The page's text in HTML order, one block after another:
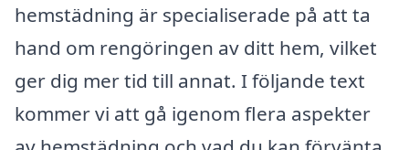
hemstädning är specialiserade på att ta
hand om rengöringen av ditt hem, vilket
ger dig mer tid till annat. I följande text
kommer vi att gå igenom flera aspekter